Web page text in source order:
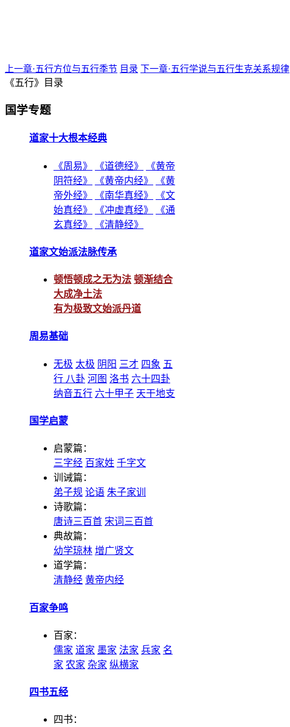
上一章·五行方位与五行季节 目录 下一章·五行学说与五行生克关系规律
《五行》目录
国学专题
道家十大根本经典
《周易》 《道德经》
《黄帝
阴符经》
《黄帝内经》
《黄
帝外经》
《南华真经》
《文
始真经》
《冲虚真经》
《通
玄真经》
《清静经》
道家文始派法脉传承
顿悟顿成之无为法 顿渐结合
大成净土法
有为极致文始派丹道
周易基础
无极 太极 阴阳 三才 四象 五
行 八卦 河图 洛书 六十四卦
纳音五行 六十甲子 天干地支
国学启蒙
启蒙篇：
三字经 百家姓 千字文
训诫篇：
弟子规 论语 朱子家训
诗歌篇：
唐诗三百首 宋词三百首
典故篇：
幼学琼林 增广贤文
道学篇：
清静经 黄帝内经
百家争鸣
百家：
儒家 道家 墨家 法家 兵家 名
家 农家 杂家 纵横家
四书五经
四书：